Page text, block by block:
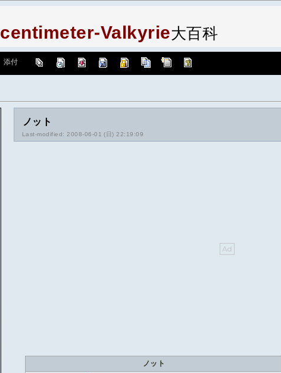
centimeter-Valkyrie大百科
添付
ノット
Last-modified: 2008-06-01 (日) 22:19:09
ノット